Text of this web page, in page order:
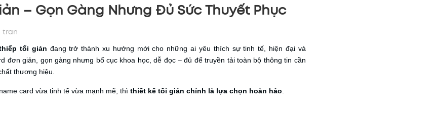
– Gọn Gàng Nhưng Đủ Sức Thuyết Phục
tran
tối giản đang trở thành xu hướng mới cho những ai yêu thích sự tinh tế, hiện đại và
đơn giản, gọn gàng nhưng bố cục khoa học, dễ đọc – đủ để truyền tải toàn bộ thông tin cần
thương hiệu.
card vừa tinh tế vừa mạnh mẽ, thìthiết kế tối giản chính là lựa chọn hoàn hảo